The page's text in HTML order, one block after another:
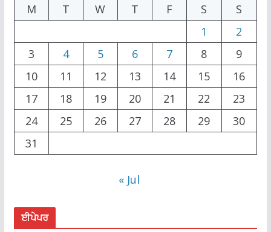
M
T W T F S
S
1
2
3
4 5 6 7 8
9
10
11 12 13 14 15
16
17
18 19 20 21 22
23
24
25 26 27 28 29
30
31
« Jul
ਈਪੇਪਰ